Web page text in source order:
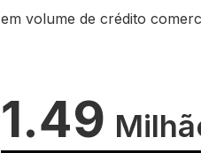
em volume de crédito
1.49